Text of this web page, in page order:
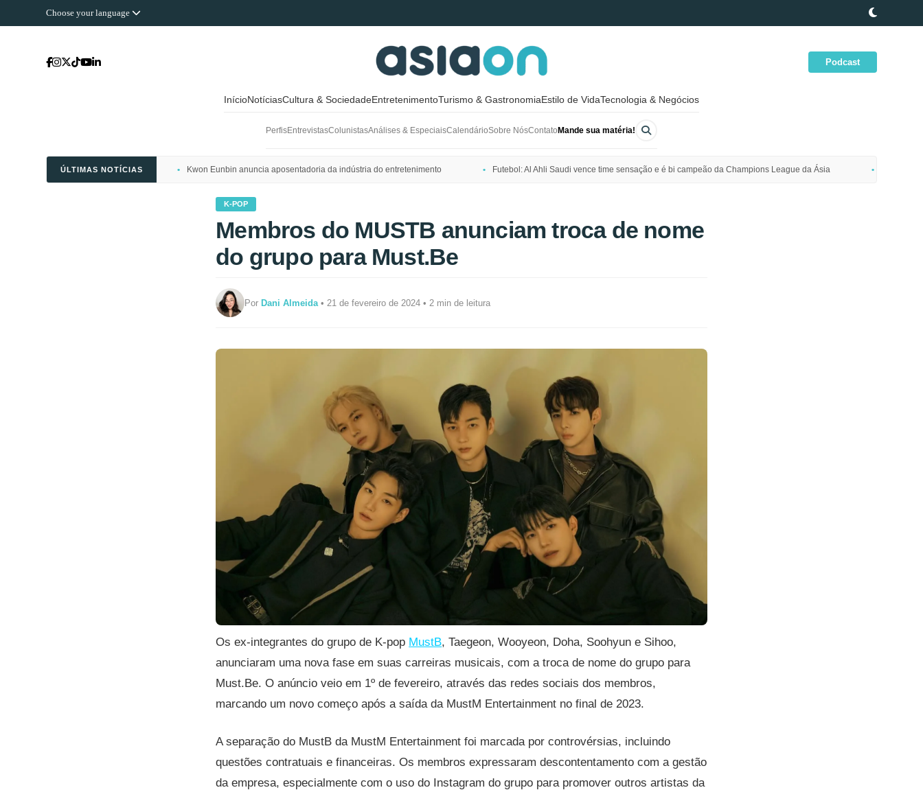
Choose your language
Podcast
InícioNotíciasCultura & SociedadeEntretenimentoTurismo & GastronomiaEstilo de VidaTecnologia & Negócios
PerfisEntrevistasColunistasAnálises & EspeciaisCalendárioSobre NósContato Mande sua matéria!
ÚLTIMAS NOTÍCIAS Kwon Eunbin anuncia aposentadoria da indústria do entretenimento Futebol: Al Ahli Saudi vence time sensação e é bi campeão da Champions League da Ásia
K-POP
Membros do MUSTB anunciam troca de nome
do grupo para Must.Be
PorDani Almeida • 21 de fevereiro de 2024 • 2 min de leitura
Os ex-integrantes do grupo de K-pop MustB, Taegeon, Wooyeon, Doha, Soohyun e Sihoo,
anunciaram uma nova fase em suas carreiras musicais, com a troca de nome do grupo para
Must.Be. O anúncio veio em 1º de fevereiro, através das redes sociais dos membros,
marcando um novo começo após a saída da MustM Entertainment no final de 2023.
A separação do MustB da MustM Entertainment foi marcada por controvérsias, incluindo
questões contratuais e financeiras. Os membros expressaram descontentamento com a gestão
da empresa, especialmente com o uso do Instagram do grupo para promover outros artistas da